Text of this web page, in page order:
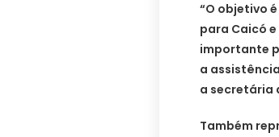
“O objetivo
para Caicó
importante
a
a secretária
Também